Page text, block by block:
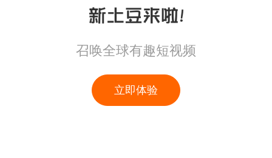
召唤全球有趣短视频
立即体验